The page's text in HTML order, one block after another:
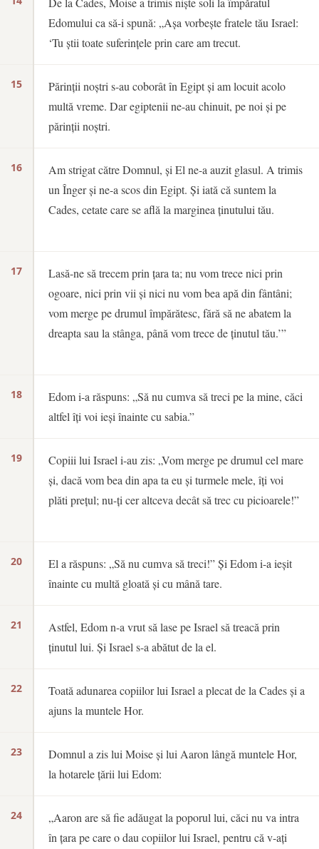
15
16
17
18
19
20
21
22
23
24
Edomului ca să-i spună: „Așa vorbește fratele tău Israel:
‘Tu știi toate suferințele prin care am trecut.
Părinții noștri s-au coborât în Egipt și am locuit acolo
multă vreme. Dar egiptenii ne-au chinuit, pe noi și pe
părinții noștri.
Am strigat către Domnul, și El ne-a auzit glasul. A trimis
un Înger și ne-a scos din Egipt. Și iată că suntem la
Cades, cetate care se află la marginea ținutului tău.
Lasă-ne să trecem prin țara ta; nu vom trece nici prin
ogoare, nici prin vii și nici nu vom bea apă din fântâni;
vom merge pe drumul împărătesc, fără să ne abatem la
dreapta sau la stânga, până vom trece de ținutul tău.’”
Edom i-a răspuns: „Să nu cumva să treci pe la mine, căci
altfel îți voi ieși înainte cu sabia.”
Copiii lui Israel i-au zis: „Vom merge pe drumul cel mare
și, dacă vom bea din apa ta eu și turmele mele, îți voi
plăti prețul; nu-ți cer altceva decât să trec cu picioarele!”
El a răspuns: „Să nu cumva să treci!” Și Edom i-a ieșit
înainte cu multă gloată și cu mână tare.
Astfel, Edom n-a vrut să lase pe Israel să treacă prin
ținutul lui. Și Israel s-a abătut de la el.
Toată adunarea copiilor lui Israel a plecat de la Cades și a
ajuns la muntele Hor.
Domnul a zis lui Moise și lui Aaron lângă muntele Hor,
la hotarele țării lui Edom:
„Aaron are să fie adăugat la poporul lui, căci nu va intra
în țara pe care o dau copiilor lui Israel, pentru că v-ați